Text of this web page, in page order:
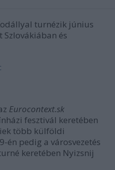
turnézik június
Szlovákiában és
Eurocontext.sk
fesztivál keretében
több külföldi
én pedig a városvezetés
keretében Nyizsnij